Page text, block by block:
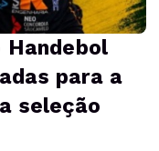
para a
seleção